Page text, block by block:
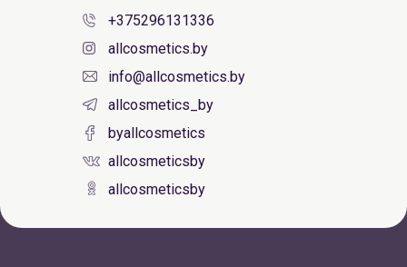
+375296131336
allcosmetics.by
info@allcosmetics.by
allcosmetics_by
byallcosmetics
allcosmeticsby
allcosmeticsby